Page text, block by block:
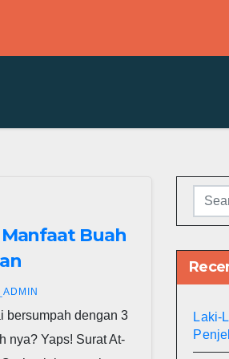
Manfaat Buah
bersumpah dengan 3
nya? Yaps! Surat At-
Laki-